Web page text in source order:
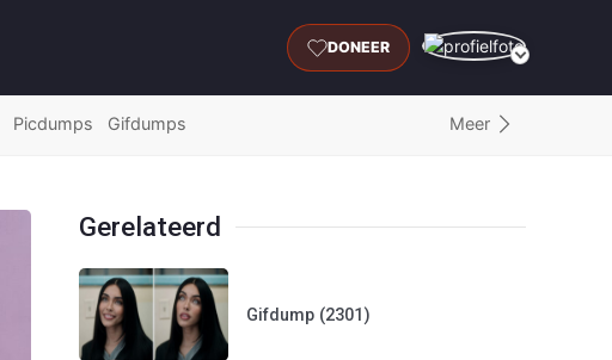
DONEER
Picdumps Gifdumps Meer
Gerelateerd
Gifdump (2301)